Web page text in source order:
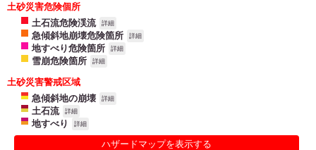
土砂災害危険個所
土石流危険渓流
詳細
急傾斜地崩壊危険箇所 詳細
地すべり危険箇所 詳細
雪崩危険箇所 詳細
土砂災害警戒区域
急傾斜地の崩壊
詳細
土石流 詳細
地すべり 詳細
ハザードマップを表示する